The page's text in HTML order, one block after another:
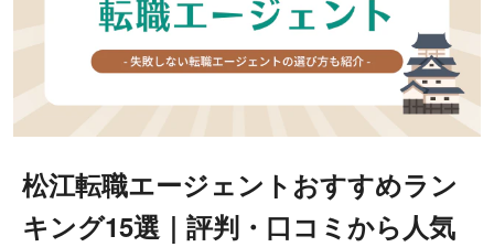
松江転職エージェントおすすめラン
キング15選｜評判・口コミから人気